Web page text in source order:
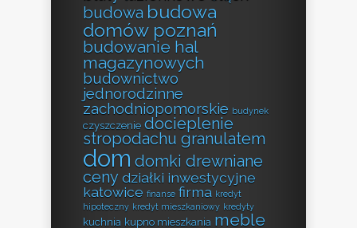
budowa budowa
domów poznań
budowanie hal
magazynowych
budownictwo
jednorodzinne
zachodniopomorskie budynek
czyszczenie docieplenie
stropodachu granulatem
dom domki drewniane
cenydziałki inwestycyjne
katowice finanse firma kredyt
hipoteczny kredyt mieszkaniowy kredyty
kuchnia kupno mieszkania meble